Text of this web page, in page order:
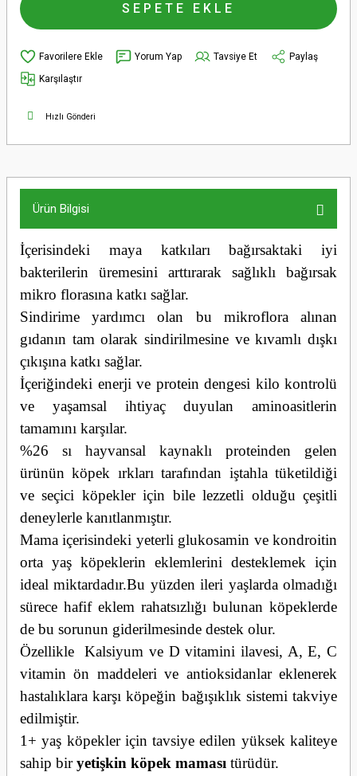
SEPETE EKLE
Yorum Yap Tavsiye Et
Paylaş
Karşılaştır
Hızlı Gönderi
Ürün Bilgisi
İçerisindeki maya katkıları bağırsaktaki iyi
bakterilerin üremesini arttırarak sağlıklı bağırsak
mikro florasına katkı sağlar.
Sindirime yardımcı olan bu mikroflora alınan
gıdanın tam olarak sindirilmesine ve kıvamlı dışkı
çıkışına katkı sağlar.
İçeriğindeki enerji ve protein dengesi kilo kontrolü
ve yaşamsal ihtiyaç duyulan aminoasitlerin
tamamını karşılar.
%26 sı hayvansal kaynaklı proteinden gelen
ürünün köpek ırkları tarafından iştahla tüketildiği
ve seçici köpekler için bile lezzetli olduğu çeşitli
deneylerle kanıtlanmıştır.
Mama içerisindeki yeterli glukosamin ve kondroitin
orta yaş köpeklerin eklemlerini desteklemek için
ideal miktardadır.Bu yüzden ileri yaşlarda olmadığı
sürece hafif eklem rahatsızlığı bulunan köpeklerde
de bu sorunun giderilmesinde destek olur.
Özellikle Kalsiyum ve D vitamini ilavesi, A, E, C
vitamin ön maddeleri ve antioksidanlar eklenerek
hastalıklara karşı köpeğin bağışıklık sistemi takviye
edilmiştir.
1+ yaş köpekler için tavsiye edilen yüksek kaliteye
sahip biryetişkin köpek maması türüdür.